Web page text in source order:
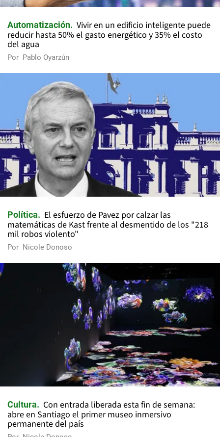
Automatización
Vivir en un edificio inteligente puede
reducir hasta 50% el gasto energético y 35% el costo
del agua
Por Pablo Oyarzún
Política
El esfuerzo de Pavez por calzar las
matemáticas de Kast frente al desmentido de los "218
mil robos violento"
Por Nicole Donoso
Cultura
Con entrada liberada esta fin de semana:
abre en Santiago el primer museo inmersivo
permanente del país